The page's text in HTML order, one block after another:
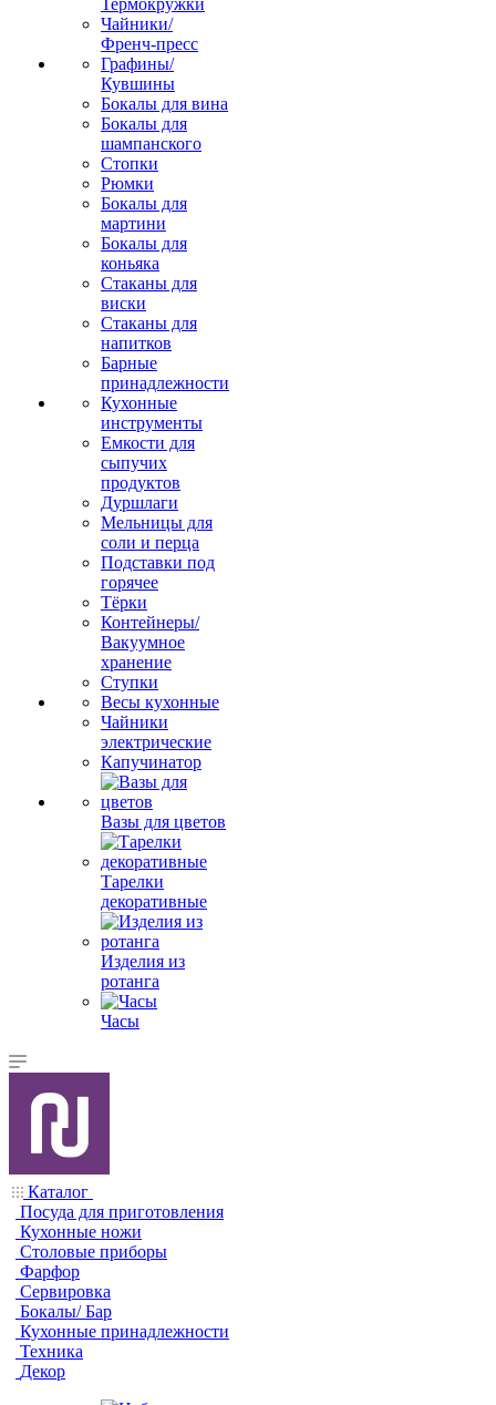
Термокружки
Чайники/
Френч-пресс
Графины/
Кувшины
Бокалы для вина
Бокалы для
шампанского
Стопки
Рюмки
Бокалы для
мартини
Бокалы для
коньяка
Стаканы для
виски
Стаканы для
напитков
Барные
принадлежности
Кухонные
инструменты
Емкости для
сыпучих
продуктов
Дуршлаги
Мельницы для
соли и перца
Подставки под
горячее
Тёрки
Контейнеры/
Вакуумное
хранение
Ступки
Весы кухонные
Чайники
электрические
Капучинатор
Вазы для цветов
Тарелки
декоративные
Изделия из
ротанга
Часы
Каталог
Посуда для приготовления
Кухонные ножи
Столовые приборы
Фарфор
Сервировка
Бокалы/ Бар
Кухонные принадлежности
Техника
Декор